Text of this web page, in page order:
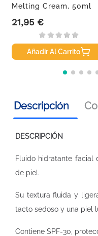
Melting Cream, 50ml
Precio
21,95 €
Añadir Al Carrito
Descripción
DESCRIPCIÓN
Fluido hidratante facial
de piel.
Su textura fluida y
tacto sedoso y una piel
Contiene SPF-30,